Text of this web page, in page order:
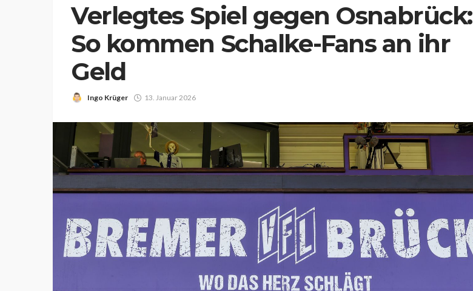
Verlegtes Spiel gegen Osnabrück:
So kommen Schalke-Fans an ihr
Geld
Ingo Krüger 13. Januar 2026